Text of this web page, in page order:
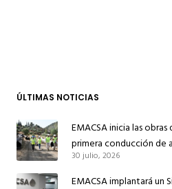
ÚLTIMAS NOTICIAS
EMACSA inicia las
primera conducción de
el suministro de agua de
30 julio, 2026
EMACSA implantará un